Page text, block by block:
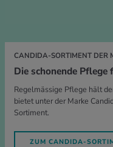
CANDIDA-SORTIMENT DER
Die schonende Pflege
Regelmässige Pflege hält
bietet unter der Marke
Sortiment.
ZUM CANDIDA-